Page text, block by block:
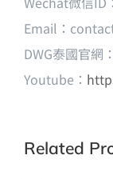
Email：
DWG泰國官網：
Youtube：
Related